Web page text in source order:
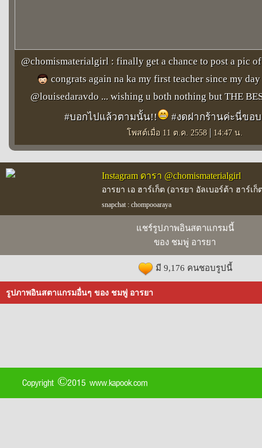
@chomismaterialgirl : finally get a chance to post a pic
congrats again na ka my first teacher since my
@louisedaravdo ... wishing u both nothing but THE
#บอกไปแล้วตามนั้น!!
#งดฝากร้านค่ะนี่ขอ
โพสต์เมื่อ 11 ต.ค. 2558 | 14:47 น.
Instagram ดารา @chomismaterialgirl
อารยา เอ ฮาร์เก็ต (อารยา อัลเบอร์ต้า ฮาร์เก็
snapchat : chompooaraya
แชร์รูปภาพอินสตาแกรมนี้
ของ ชมพู่ อารยา
มี 9,176 คนชอบรูปนี้
รูปภาพอินสตาแกรมอื่นๆ ของ ชมพู่ อารยา
Copyright ©2015 www.kapook.com